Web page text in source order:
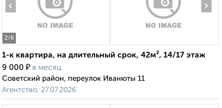
2/6
‹ ›
1-к квартира, на длительный срок, 42м², 14/17 этаж
9 000 ₽ в месяц
Советский район, переулок Иванюты 11
Агентство, 27.07.2026